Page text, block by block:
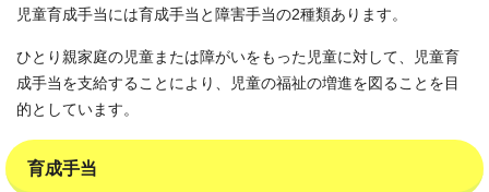
児童育成手当には育成手当と障害手当の2種類あります。
ひとり親家庭の児童または障がいをもった児童に対して、児童育
成手当を支給することにより、児童の福祉の増進を図ることを目
的としています。
育成手当